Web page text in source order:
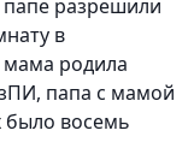
разрешили
в
родила
папа с мамой
было восемь